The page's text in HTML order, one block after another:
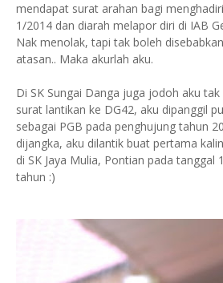
mendapat surat arahan bagi
1/2014 dan diarah melapor diri di IAB
Nak menolak, tapi tak boleh
atasan.. Maka akurlah aku.
Di SK Sungai Danga juga jodoh aku
surat lantikan ke DG42, aku dipanggil
sebagai PGB pada penghujung tahun
dijangka, aku dilantik buat pertama
di SK Jaya Mulia, Pontian pada tanggal
tahun :)